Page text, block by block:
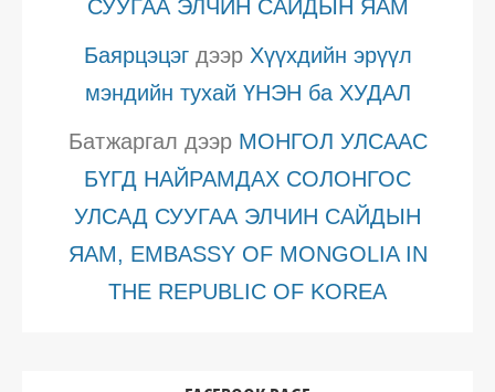
СУУГАА ЭЛЧИН САЙДЫН ЯАМ
Баярцэцэгдээр Хүүхдийн эрүүл
мэндийн тухай ҮНЭН ба ХУДАЛ
Батжаргал дээр МОНГОЛ УЛСААС
БҮГД НАЙРАМДАХ СОЛОНГОС
УЛСАД СУУГАА ЭЛЧИН САЙДЫН
ЯАМ, EMBASSY OF MONGOLIA IN
THE REPUBLIC OF KOREA